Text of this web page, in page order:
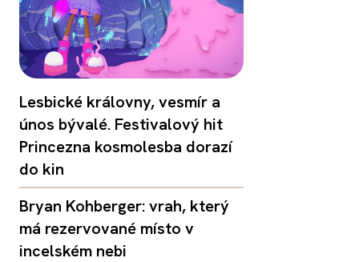
Lesbické královny, vesmír a
únos bývalé. Festivalový hit
Princezna kosmolesba dorazí
do kin
Bryan Kohberger: vrah, který
má rezervované místo v
incelském nebi